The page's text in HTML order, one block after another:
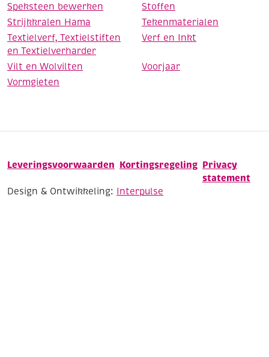
Speksteen bewerken
Stoffen
Strijkkralen Hama
Tekenmaterialen
Textielverf, Textielstiften
en Textielverharder
Verf en Inkt
Vilt en Wolvilten
Voorjaar
Vormgieten
Leveringsvoorwaarden Kortingsregeling Privacy
statement
Design & Ontwikkeling: Interpulse